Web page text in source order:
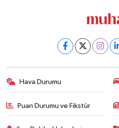
Hava Durumu
Puan Durumu ve Fikstür